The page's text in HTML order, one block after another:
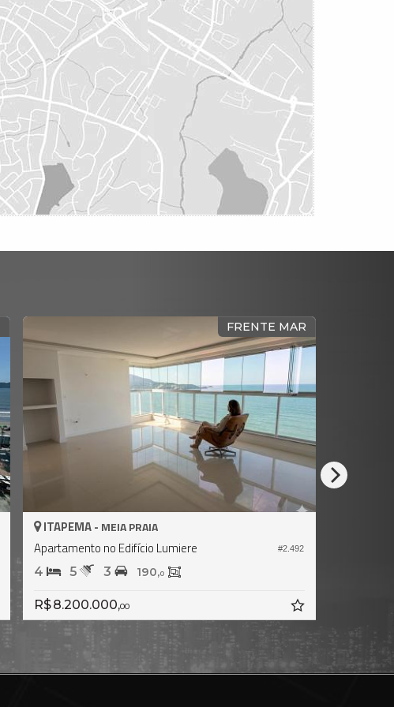
FRENTE MAR
#2.492
ITAPEMA - MEIA PRAIA
Apartamento no Edifício Lumiere
4 5 3 190,0
R$ 8.200.000,00